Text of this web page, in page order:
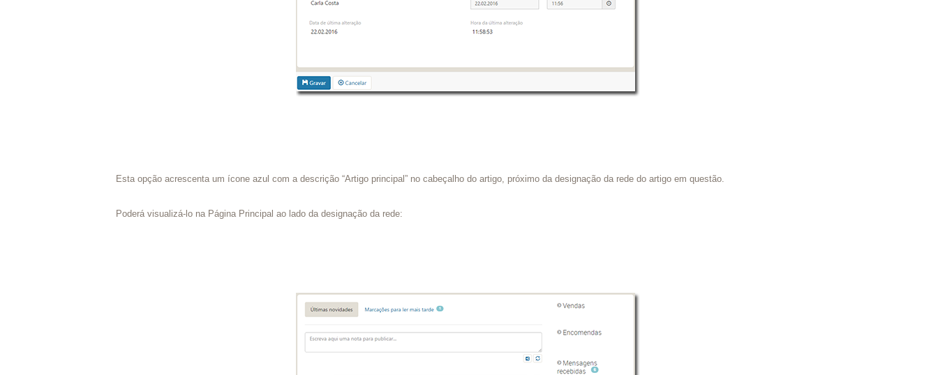
Esta opção acrescenta um ícone azul com a descrição “Artigo principal” no cabeçalho do artigo, próximo da designação da rede do artigo em questão.
Poderá visualizá-lo na Página Principal ao lado da designação da rede: